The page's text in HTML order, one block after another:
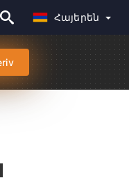
Հայերեն